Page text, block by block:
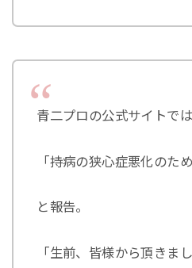
青二プロの公式サイトでは
「持病の狭心症悪化のた
と報告。
「生前、皆様から頂きま